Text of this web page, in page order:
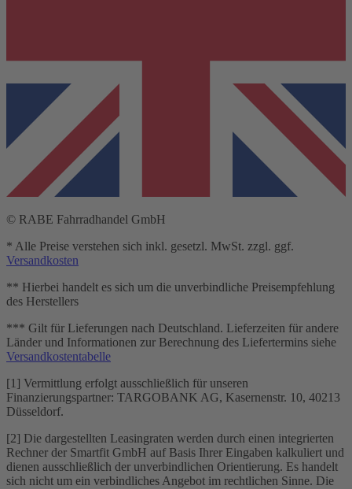
© RABE Fahrradhandel GmbH
* Alle Preise verstehen sich inkl. gesetzl. MwSt. zzgl. ggf.
Versandkosten
** Hierbei handelt es sich um die unverbindliche Preisempfehlung
des Herstellers
*** Gilt für Lieferungen nach Deutschland. Lieferzeiten für andere
Länder und Informationen zur Berechnung des Liefertermins siehe
Versandkostentabelle
[1] Vermittlung erfolgt ausschließlich für unseren
Finanzierungspartner: TARGOBANK AG, Kasernenstr. 10, 40213
Düsseldorf.
[2] Die dargestellten Leasingraten werden durch einen integrierten
Rechner der Smartfit GmbH auf Basis Ihrer Eingaben kalkuliert und
dienen ausschließlich der unverbindlichen Orientierung. Es handelt
sich nicht um ein verbindliches Angebot im rechtlichen Sinne. Die